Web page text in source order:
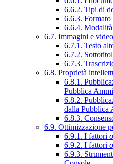
6.6.2. Tipi di
6.6.3.
6.6.4.
6.7. Immagini e video
6.7.1. Testo
6.7.2.
6.7.3.
6.8. Proprietà
6.8.1.
Pubblica
6.8.2.
dalla Pubblica
6.8.3.
6.9. Ottimizzazione
6.9.1. I fattori
6.9.2. I fattori
6.9.3.